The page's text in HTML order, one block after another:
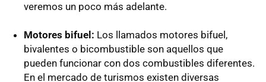
veremos un poco más adelante.
Motores bifuel: Los llamados motores bifuel,
bivalentes o bicombustible son aquellos que
pueden funcionar con dos combustibles diferentes.
En el mercado de turismos existen diversas